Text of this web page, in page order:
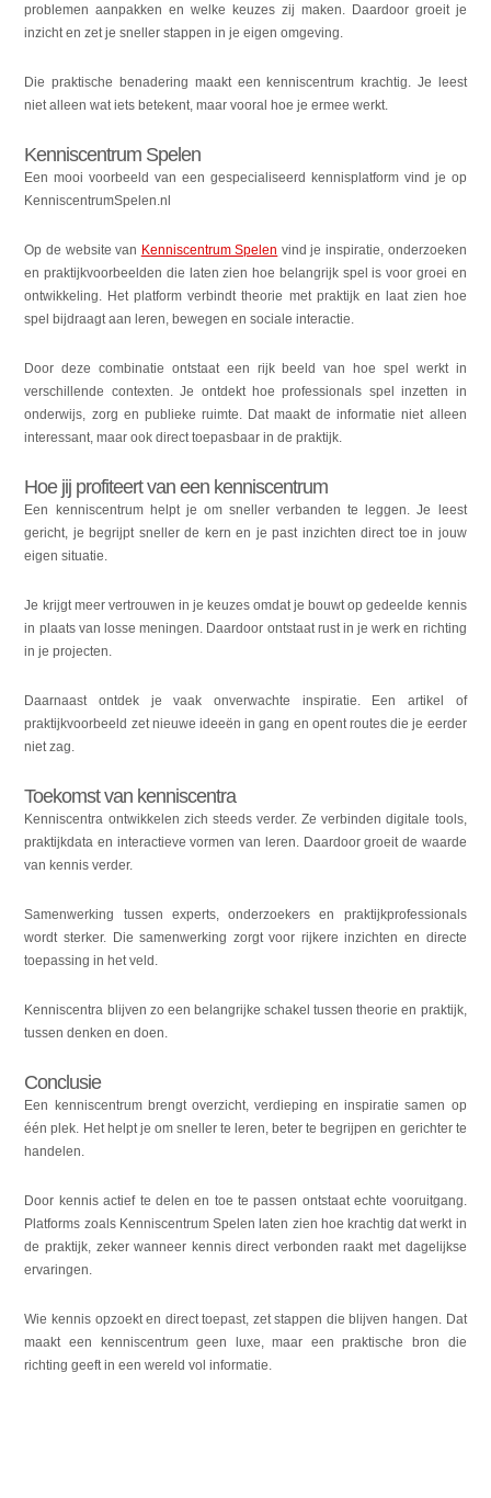
problemen aanpakken en welke keuzes zij maken. Daardoor groeit je
inzicht en zet je sneller stappen in je eigen omgeving.
Die praktische benadering maakt een kenniscentrum krachtig. Je leest
niet alleen wat iets betekent, maar vooral hoe je ermee werkt.
Kenniscentrum Spelen
Een mooi voorbeeld van een gespecialiseerd kennisplatform vind je op
KenniscentrumSpelen.nl
Op de website van Kenniscentrum Spelen vind je inspiratie, onderzoeken
en praktijkvoorbeelden die laten zien hoe belangrijk spel is voor groei en
ontwikkeling. Het platform verbindt theorie met praktijk en laat zien hoe
spel bijdraagt aan leren, bewegen en sociale interactie.
Door deze combinatie ontstaat een rijk beeld van hoe spel werkt in
verschillende contexten. Je ontdekt hoe professionals spel inzetten in
onderwijs, zorg en publieke ruimte. Dat maakt de informatie niet alleen
interessant, maar ook direct toepasbaar in de praktijk.
Hoe jij profiteert van een kenniscentrum
Een kenniscentrum helpt je om sneller verbanden te leggen. Je leest
gericht, je begrijpt sneller de kern en je past inzichten direct toe in jouw
eigen situatie.
Je krijgt meer vertrouwen in je keuzes omdat je bouwt op gedeelde kennis
in plaats van losse meningen. Daardoor ontstaat rust in je werk en richting
in je projecten.
Daarnaast ontdek je vaak onverwachte inspiratie. Een artikel of
praktijkvoorbeeld zet nieuwe ideeën in gang en opent routes die je eerder
niet zag.
Toekomst van kenniscentra
Kenniscentra ontwikkelen zich steeds verder. Ze verbinden digitale tools,
praktijkdata en interactieve vormen van leren. Daardoor groeit de waarde
van kennis verder.
Samenwerking tussen experts, onderzoekers en praktijkprofessionals
wordt sterker. Die samenwerking zorgt voor rijkere inzichten en directe
toepassing in het veld.
Kenniscentra blijven zo een belangrijke schakel tussen theorie en praktijk,
tussen denken en doen.
Conclusie
Een kenniscentrum brengt overzicht, verdieping en inspiratie samen op
één plek. Het helpt je om sneller te leren, beter te begrijpen en gerichter te
handelen.
Door kennis actief te delen en toe te passen ontstaat echte vooruitgang.
Platforms zoals Kenniscentrum Spelen laten zien hoe krachtig dat werkt in
de praktijk, zeker wanneer kennis direct verbonden raakt met dagelijkse
ervaringen.
Wie kennis opzoekt en direct toepast, zet stappen die blijven hangen. Dat
maakt een kenniscentrum geen luxe, maar een praktische bron die
richting geeft in een wereld vol informatie.